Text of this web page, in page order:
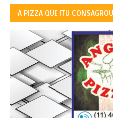
A PIZZA QUE ITU CONSAGROU